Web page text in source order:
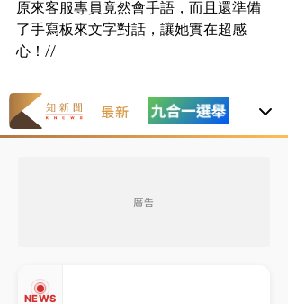
原來客服專員竟然會手語，而且還準備
了手寫板來文字對話，讓她實在超感
心！//